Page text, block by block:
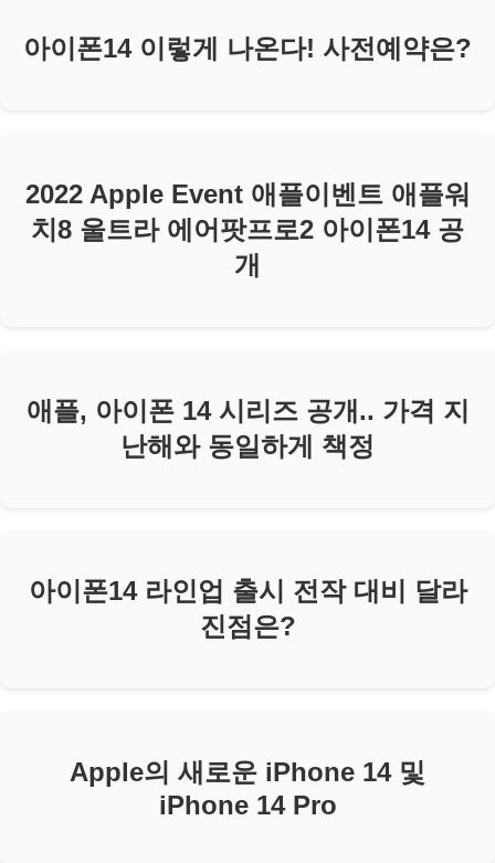
아이폰14 이렇게 나온다! 사전예약은?
2022 Apple Event 애플이벤트 애플워
치8 울트라 에어팟프로2 아이폰14 공
개
애플, 아이폰 14 시리즈 공개.. 가격 지
난해와 동일하게 책정
아이폰14 라인업 출시 전작 대비 달라
진점은?
Apple의 새로운 iPhone 14 및
iPhone 14 Pro